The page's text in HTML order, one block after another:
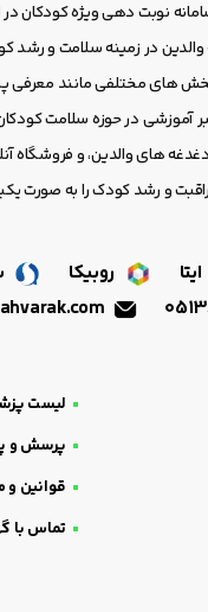
نوبت دهی ویژه کودکان در
در زمینه سلامت و رشد
های مختلفی مانند
آموزشی در حوزه سلامت
های والدین، و فروشگاه
و رشد کودک را به صورت
ایتا روبیکا
لیست
پرسش و
قوانین و
تماس با